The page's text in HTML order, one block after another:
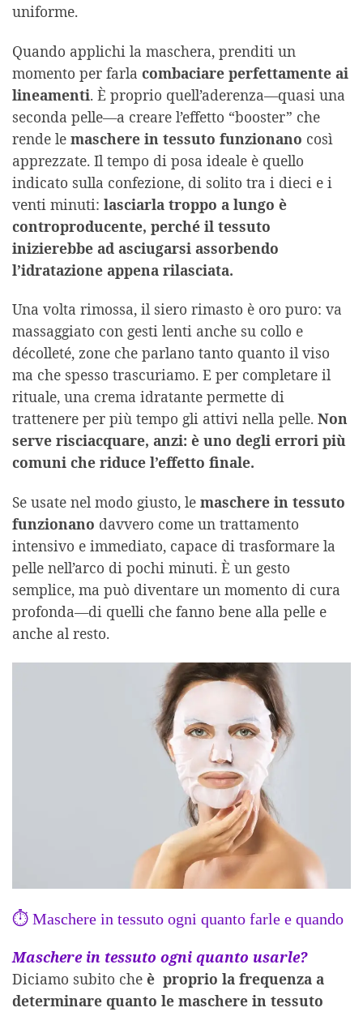
uniforme.
Quando applichi la maschera, prenditi un
momento per farla combaciare perfettamente ai
lineamenti. È proprio quell’aderenza—quasi una
seconda pelle—a creare l’effetto “booster” che
rende le maschere in tessuto funzionano così
apprezzate. Il tempo di posa ideale è quello
indicato sulla confezione, di solito tra i dieci e i
venti minuti: lasciarla troppo a lungo è
controproducente, perché il tessuto
inizierebbe ad asciugarsi assorbendo
l’idratazione appena rilasciata.
Una volta rimossa, il siero rimasto è oro puro: va
massaggiato con gesti lenti anche su collo e
décolleté, zone che parlano tanto quanto il viso
ma che spesso trascuriamo. E per completare il
rituale, una crema idratante permette di
trattenere per più tempo gli attivi nella pelle. Non
serve risciacquare, anzi: è uno degli errori più
comuni che riduce l’effetto finale.
Se usate nel modo giusto, le maschere in tessuto
funzionano davvero come un trattamento
intensivo e immediato, capace di trasformare la
pelle nell’arco di pochi minuti. È un gesto
semplice, ma può diventare un momento di cura
profonda—di quelli che fanno bene alla pelle e
anche al resto.
⏱️ Maschere in tessuto ogni quanto farle e quando
Maschere in tessuto ogni quanto usarle?
Diciamo subito che è proprio la frequenza a
determinare quanto le maschere in tessuto